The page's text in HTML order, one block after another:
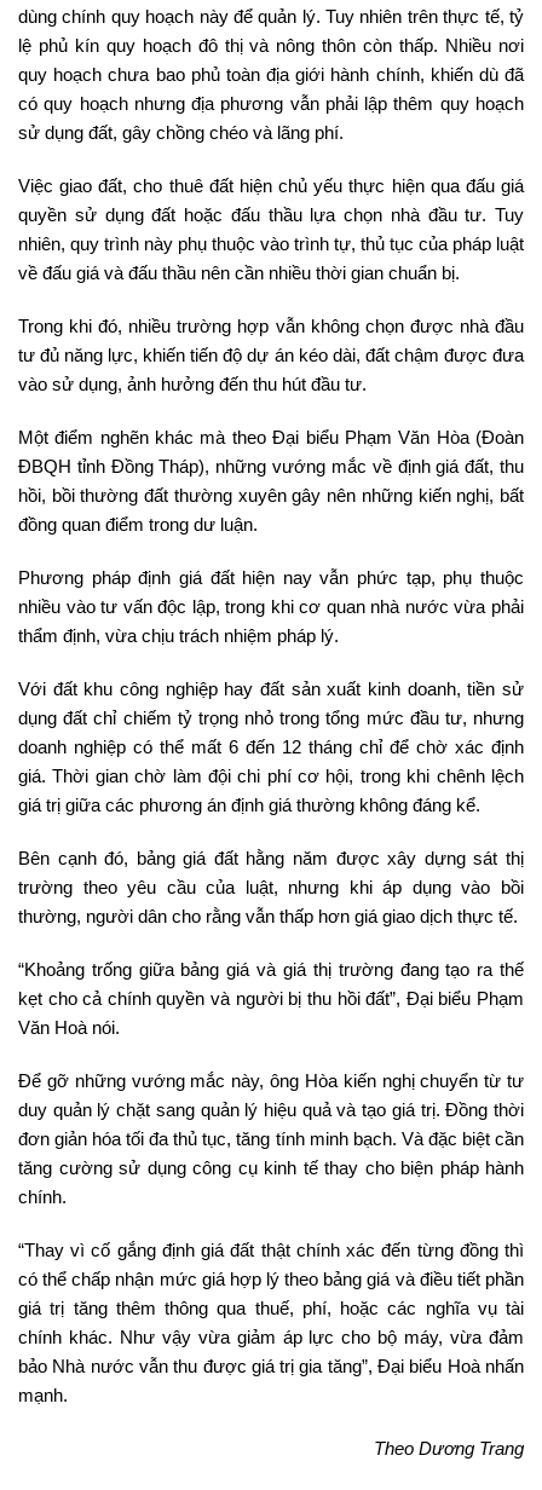
dùng chính quy hoạch này để quản lý. Tuy nhiên trên thực tế, tỷ
lệ phủ kín quy hoạch đô thị và nông thôn còn thấp. Nhiều nơi
quy hoạch chưa bao phủ toàn địa giới hành chính, khiến dù đã
có quy hoạch nhưng địa phương vẫn phải lập thêm quy hoạch
sử dụng đất, gây chồng chéo và lãng phí.
Việc giao đất, cho thuê đất hiện chủ yếu thực hiện qua đấu giá
quyền sử dụng đất hoặc đấu thầu lựa chọn nhà đầu tư. Tuy
nhiên, quy trình này phụ thuộc vào trình tự, thủ tục của pháp luật
về đấu giá và đấu thầu nên cần nhiều thời gian chuẩn bị.
Trong khi đó, nhiều trường hợp vẫn không chọn được nhà đầu
tư đủ năng lực, khiến tiến độ dự án kéo dài, đất chậm được đưa
vào sử dụng, ảnh hưởng đến thu hút đầu tư.
Một điểm nghẽn khác mà theo Đại biểu Phạm Văn Hòa (Đoàn
ĐBQH tỉnh Đồng Tháp), những vướng mắc về định giá đất, thu
hồi, bồi thường đất thường xuyên gây nên những kiến nghị, bất
đồng quan điểm trong dư luận.
Phương pháp định giá đất hiện nay vẫn phức tạp, phụ thuộc
nhiều vào tư vấn độc lập, trong khi cơ quan nhà nước vừa phải
thẩm định, vừa chịu trách nhiệm pháp lý.
Với đất khu công nghiệp hay đất sản xuất kinh doanh, tiền sử
dụng đất chỉ chiếm tỷ trọng nhỏ trong tổng mức đầu tư, nhưng
doanh nghiệp có thể mất 6 đến 12 tháng chỉ để chờ xác định
giá. Thời gian chờ làm đội chi phí cơ hội, trong khi chênh lệch
giá trị giữa các phương án định giá thường không đáng kể.
Bên cạnh đó, bảng giá đất hằng năm được xây dựng sát thị
trường theo yêu cầu của luật, nhưng khi áp dụng vào bồi
thường, người dân cho rằng vẫn thấp hơn giá giao dịch thực tế.
“Khoảng trống giữa bảng giá và giá thị trường đang tạo ra thế
kẹt cho cả chính quyền và người bị thu hồi đất”, Đại biểu Phạm
Văn Hoà nói.
Để gỡ những vướng mắc này, ông Hòa kiến nghị chuyển từ tư
duy quản lý chặt sang quản lý hiệu quả và tạo giá trị. Đồng thời
đơn giản hóa tối đa thủ tục, tăng tính minh bạch. Và đặc biệt cần
tăng cường sử dụng công cụ kinh tế thay cho biện pháp hành
chính.
“Thay vì cố gắng định giá đất thật chính xác đến từng đồng thì
có thể chấp nhận mức giá hợp lý theo bảng giá và điều tiết phần
giá trị tăng thêm thông qua thuế, phí, hoặc các nghĩa vụ tài
chính khác. Như vậy vừa giảm áp lực cho bộ máy, vừa đảm
bảo Nhà nước vẫn thu được giá trị gia tăng”, Đại biểu Hoà nhấn
mạnh.
Theo Dương Trang